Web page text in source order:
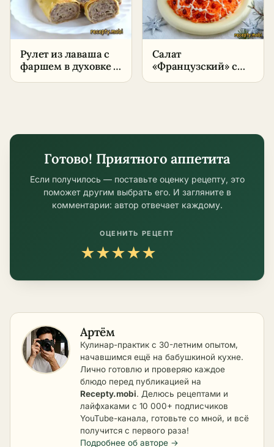
Рулет из лаваша с
фаршем в духовке –
Салат
«Французский» с
Готово! Приятного аппетита
Если получилось — поставьте оценку рецепту, это
поможет другим выбрать его. И загляните в
комментарии: автор отвечает каждому.
ОЦЕНИТЬ РЕЦЕПТ
★★★★★
Артём
Кулинар-практик с 30-летним опытом,
начавшимся ещё на бабушкиной кухне.
Лично готовлю и проверяю каждое
блюдо перед публикацией на
Recepty.mobi. Делюсь рецептами и
лайфхаками с 10 000+ подписчиков
YouTube-канала, готовьте со мной, и всё
получится с первого раза!
Подробнее об авторе →